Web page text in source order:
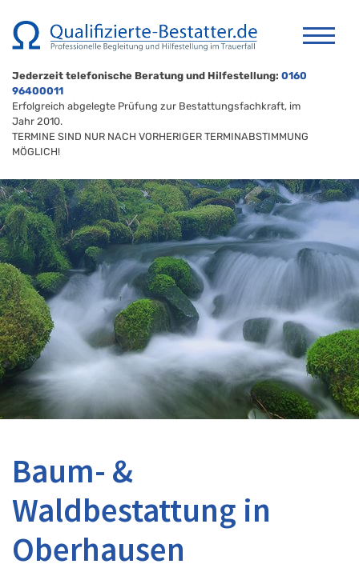
Jederzeit telefonische Beratung und Hilfestellung: 0160
96400011
Erfolgreich abgelegte Prüfung zur Bestattungsfachkraft, im
Jahr 2010.
TERMINE SIND NUR NACH VORHERIGER TERMINABSTIMMUNG
MÖGLICH!
Baum- &
Waldbestattung in
Oberhausen